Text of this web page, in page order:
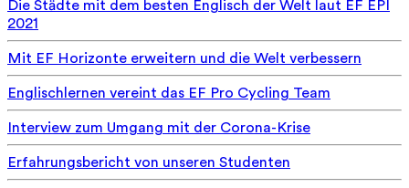
Die Städte mit dem besten Englisch der Welt laut EF EPI
2021
Mit EF Horizonte erweitern und die Welt verbessern
Englischlernen vereint das EF Pro Cycling Team
Interview zum Umgang mit der Corona-Krise
Erfahrungsbericht von unseren Studenten